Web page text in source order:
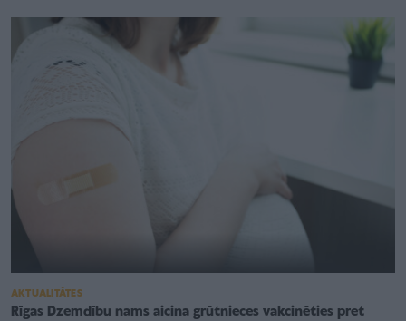
AKTUALITĀTES
Rīgas Dzemdību nams aicina grūtnieces vakcinēties pret